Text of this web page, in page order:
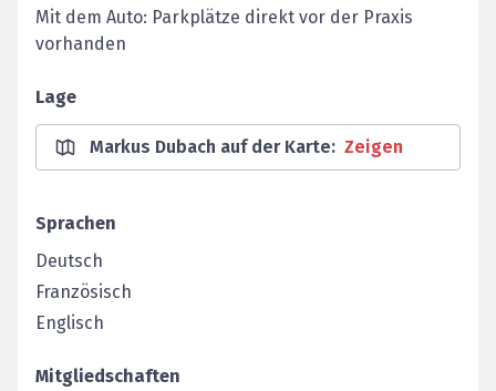
Mit dem Auto: Parkplätze direkt vor der Praxis
vorhanden
Lage
Markus Dubach auf der Karte: Zeigen
Sprachen
Deutsch
Französisch
Englisch
Mitgliedschaften